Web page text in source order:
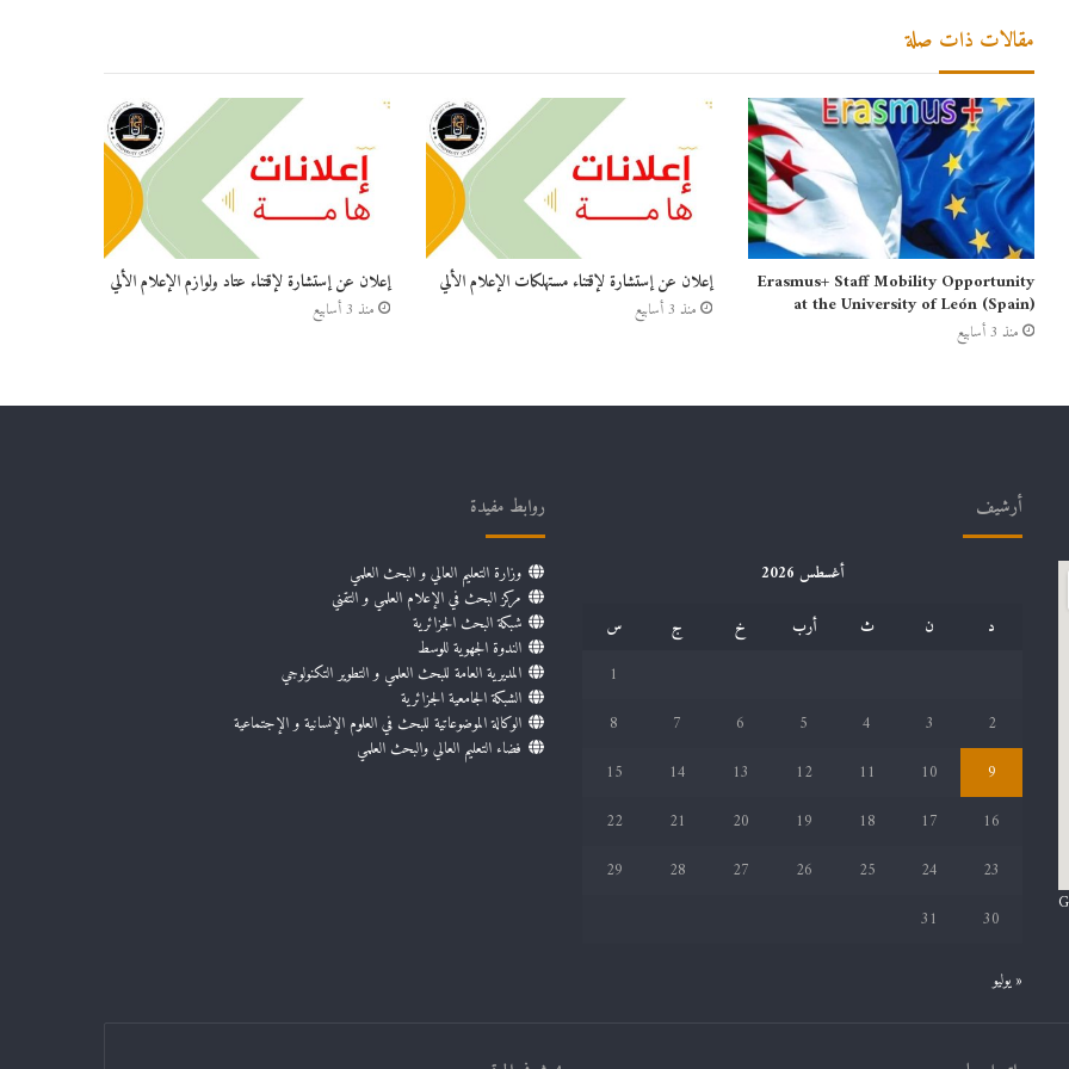
مقالات ذات صلة
Erasmus+ Staff Mobility Opportunity
at the University of León (Spain)
منذ 3 أسابيع
إعلان عن إستشارة لإقتناء مستهلكات الإعلام الألي
منذ 3 أسابيع
إعلان عن إستشارة لإقتناء عتاد ولوازم الإعلام الألي
منذ 3 أسابيع
أرشيف
أغسطس 2026
د
ن ث أرب خ ج
س
1
2
3
4
5
6
7
8
9
10
11
12
13
14
15
16
17
18
19
20
21
22
23
24
25
26
27
28
29
30
31
« يوليو
روابط مفيدة
وزارة التعليم العالي و البحث العلمي
مركز البحث في الإعلام العلمي و التقني
شبكة البحث الجزائرية
الندوة الجهوية للوسط
المديرية العامة للبحث العلمي و التطوير التكنولوجي
الشبكة الجامعية الجزائرية
الوكالة الموضوعاتية للبحث في العلوم الإنسانية و الإجتماعية
فضاء التعليم العالي والبحث العلمي